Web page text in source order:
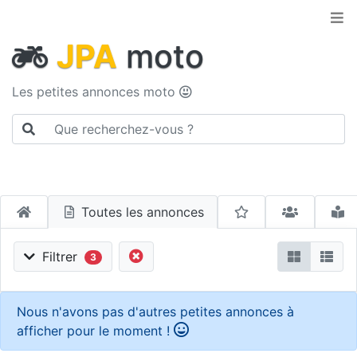
JPA moto
Les petites annonces moto
Toutes les annonces
Filtrer 3
Nous n'avons pas d'autres petites annonces à
afficher pour le moment !